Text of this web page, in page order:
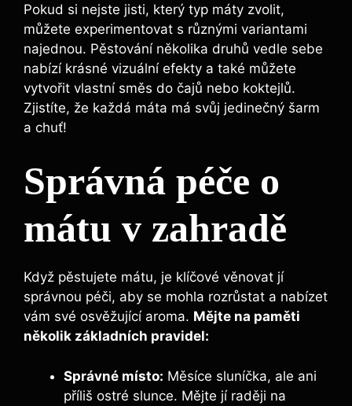
Pokud si nejste jisti, který typ máty zvolit,
můžete experimentovat s různými variantami
najednou. Pěstování několika druhů vedle sebe
nabízí krásné vizuální efekty a také můžete
vytvořit vlastní směs do čajů nebo koktejlů.
Zjistíte, že každá máta má svůj jedinečný šarm
a chuť!
Správná péče o
mátu v zahradě
Když pěstujete mátu, je klíčové věnovat jí
správnou péči, aby se mohla rozrůstat a nabízet
vám své osvěžující aroma. Mějte na paměti
několik základních pravidel:
Správné místo: Měsíce sluníčka, ale ani
příliš ostré slunce. Mějte jí raději na